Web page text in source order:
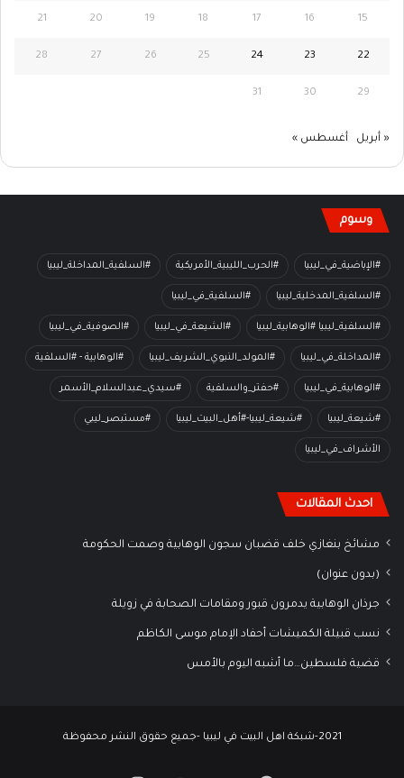
15
16
17
18
19
20
21
22
23
24
25
26
27
28
29
30
31
« أبريل أغسطس »
وسوم
#الإباضية_في_ليبيا #الحرب_الليبية_الأمريكية #السلفية_المداخلة_ليبيا
#السلفية_المدخلية_ليبيا #السلفية_في_ليبيا
#السلفية_ليبيا #الوهابية_ليبيا #الشيعة_في_ليبيا #الصوفية_في_ليبيا
#المداخلة_في_ليبيا #المولد_النبوي_الشريف_ليبيا #الوهابية - #السلفية
#الوهابية_في_ليبيا #حفتر_والسلفية #سيدي_عبدالسلام_الأسمر
#شيعة_ليبيا #شيعة_ليبيا-#أهل_البيت_ليبيا #مستبصر_ليبي
الأشراف_في_ليبيا
احدث المقالات
مشائخ بنغازي خلف قضبان سجون الوهابية وصمت الحكومة
(بدون عنوان)
جرذان الوهابية يدمرون قبور ومقامات الصحابة في زويلة
نسب قبيلة الكميشات أحفاد الإمام موسى الكاظم
قضية فلسطين…ما أشبه اليوم بالأمس
2021-شبكة اهل البيت في ليبيا -جميع حقوق النشر محفوظة